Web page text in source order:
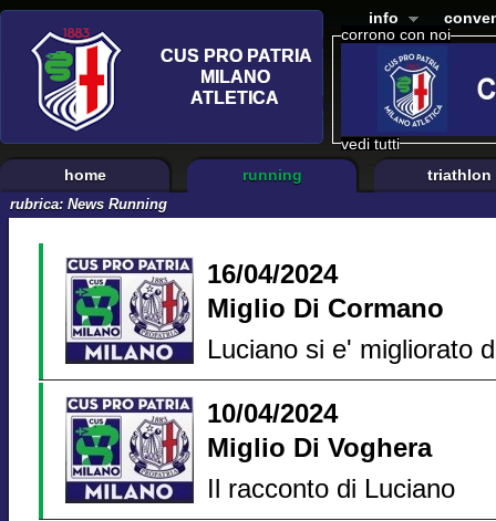
corrono con noi
vedi tutti
info
home running triathlon
rubrica: News Running
16/04/2024
Miglio Di Cormano
Luciano si e' migliorato
10/04/2024
Miglio Di Voghera
Il racconto di Luciano